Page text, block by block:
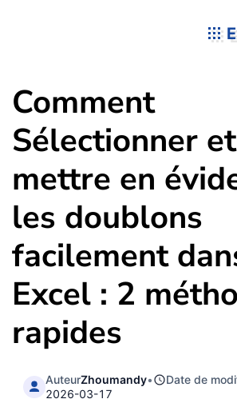
Comment
Sélectionner et
mettre en
les doublons
facilement
Excel : 2
rapides
AuteurZhoumandy•
Date de
2026-03-17